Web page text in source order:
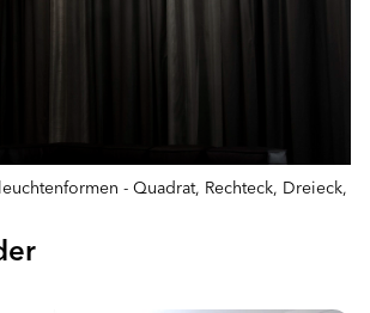
- Quadrat, Rechteck, Dreieck,